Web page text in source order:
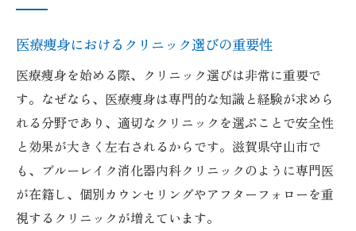
医療痩身におけるクリニック選びの重要性
医療痩身を始める際、クリニック選びは非常に重要で
す。なぜなら、医療痩身は専門的な知識と経験が求めら
れる分野であり、適切なクリニックを選ぶことで安全性
と効果が大きく左右されるからです。滋賀県守山市で
も、ブルーレイク消化器内科クリニックのように専門医
が在籍し、個別カウンセリングやアフターフォローを重
視するクリニックが増えています。